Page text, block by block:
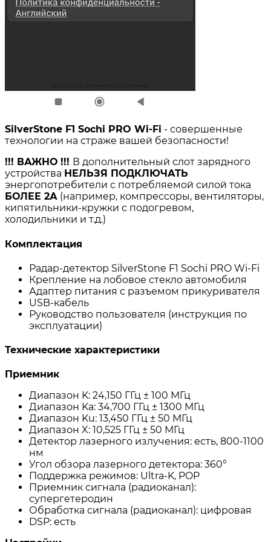
SilverStone F1 Sochi PRO Wi-Fi - совершенные
технологии на страже вашей безопасности!
!!! ВАЖНО !!! В дополнительный слот зарядного
устройства НЕЛЬЗЯ ПОДКЛЮЧАТЬ
энергопотребители с потребляемой силой тока
БОЛЕЕ 2А (например, компрессоры, вентиляторы,
кипятильники-кружки с подогревом,
холодильники и т.д.)
Комплектация
Радар-детектор SilverStone F1 Sochi PRO Wi-Fi
Крепление на лобовое стекло автомобиля
Адаптер питания с разъемом прикуривателя
USB-кабель
Руководство пользователя (инструкция по
эксплуатации)
Технические характеристики
Приемник
Диапазон K: 24,150 ГГц ± 100 МГц
Диапазон Ka: 34,700 ГГц ± 1300 МГц
Диапазон Ku: 13,450 ГГц ± 50 МГц
Диапазон X: 10,525 ГГц ± 50 МГц
Детектор лазерного излучения: есть, 800-1100
нм
Угол обзора лазерного детектора: 360°
Поддержка режимов: Ultra-K, POP
Приемник сигнала (радиоканал):
супергетеродин
Обработка сигнала (радиоканал): цифровая
DSP: есть